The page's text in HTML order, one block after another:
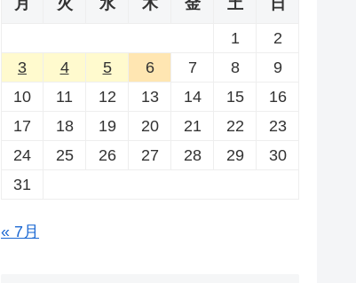
1
2
3
4 5 6 7 8
9
10
11 12 13 14 15
16
17
18 19 20 21 22
23
24
25 26 27 28 29
30
31
« 7月